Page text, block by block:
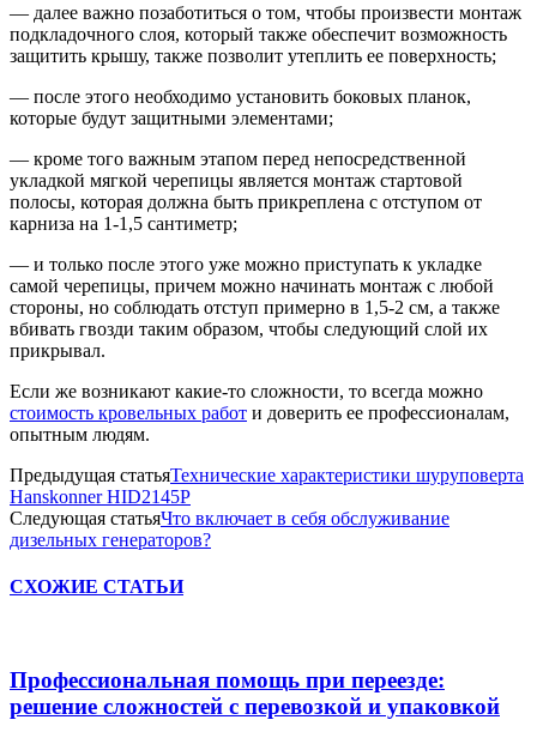
— далее важно позаботиться о том, чтобы произвести монтаж
подкладочного слоя, который также обеспечит возможность
защитить крышу, также позволит утеплить ее поверхность;
— после этого необходимо установить боковых планок,
которые будут защитными элементами;
— кроме того важным этапом перед непосредственной
укладкой мягкой черепицы является монтаж стартовой
полосы, которая должна быть прикреплена с отступом от
карниза на 1-1,5 сантиметр;
— и только после этого уже можно приступать к укладке
самой черепицы, причем можно начинать монтаж с любой
стороны, но соблюдать отступ примерно в 1,5-2 см, а также
вбивать гвозди таким образом, чтобы следующий слой их
прикрывал.
Если же возникают какие-то сложности, то всегда можно
стоимость кровельных работ и доверить ее профессионалам,
опытным людям.
Предыдущая статьяТехнические характеристики шуруповерта
Hanskonner HID2145P
Следующая статьяЧто включает в себя обслуживание
дизельных генераторов?
СХОЖИЕ СТАТЬИ
Профессиональная помощь при переезде:
решение сложностей с перевозкой и упаковкой